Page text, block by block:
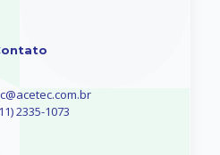
2335-1073